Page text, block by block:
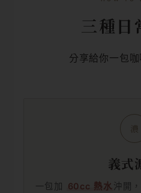
三種日
分享給你一包
濃
義式
一包加 60cc 熱水 沖開